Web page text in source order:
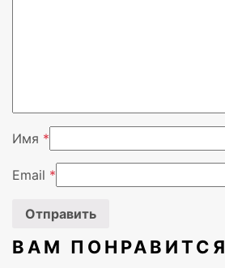
Имя *
Email *
ВАМ ПОНРАВИТСЯ